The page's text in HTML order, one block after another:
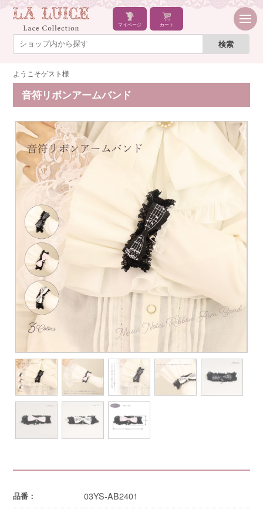
マイページ カート
ようこそゲスト様
音符リボンアームバンド
品番： 03YS-AB2401